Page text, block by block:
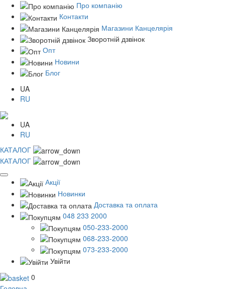
Про компанію
Контакти
Магазини Канцелярія
Зворотній дзвінок
Опт
Новини
Блог
UA
RU
UA
RU
КАТАЛОГ
КАТАЛОГ
Акції
Новинки
Доставка та оплата
048 233 2000
050-233-2000
068-233-2000
073-233-2000
Увійти
0